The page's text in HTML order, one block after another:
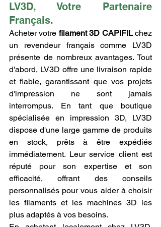
LV3D, Votre Partenaire
Français.
Acheter votre filament 3D CAPIFIL chez
un revendeur français comme LV3D
présente de nombreux avantages. Tout
d'abord, LV3D offre une livraison rapide
et fiable, garantissant que vos projets
d'impression ne sont jamais
interrompus. En tant que boutique
spécialisée en impression 3D, LV3D
dispose d'une large gamme de produits
en stock, prêts à être expédiés
immédiatement. Leur service client est
réputé pour son expertise et son
efficacité, offrant des conseils
personnalisés pour vous aider à choisir
les filaments et les machines 3D les
plus adaptés à vos besoins.